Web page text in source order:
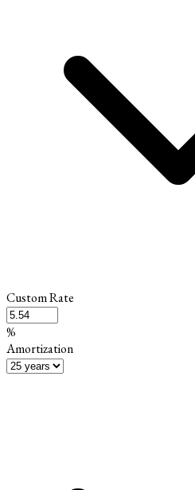
Custom Rate
%
Amortization